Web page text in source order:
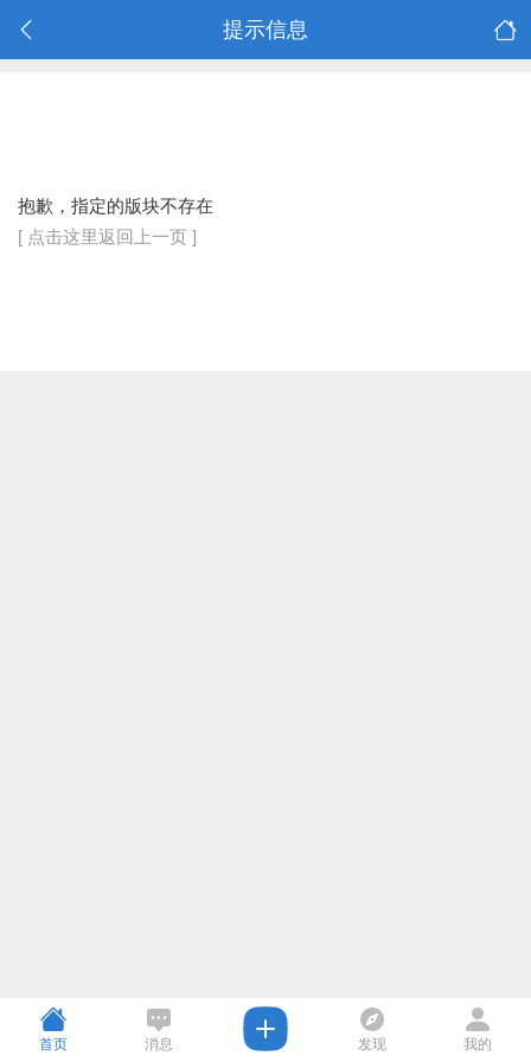
提示信息
抱歉，指定的版块不存在
[ 点击这里返回上一页 ]
首页 消息 发现 我的